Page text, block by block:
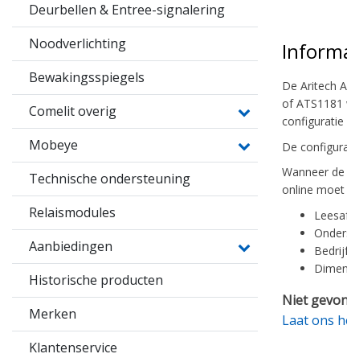
Deurbellen & Entree-signalering
Noodverlichting
Bewakingsspiegels
Comelit overig
Mobeye
Technische ondersteuning
Relaismodules
Aanbiedingen
Historische producten
Merken
Klantenservice
De Aritech
of
configuratie
De
Wanneer
online
Niet
Laat ons